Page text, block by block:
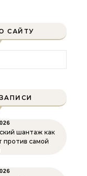
САЙТУ
шантаж как
против самой